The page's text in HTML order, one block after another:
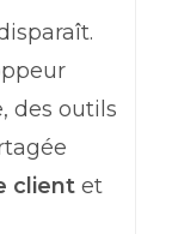
des outils
client et